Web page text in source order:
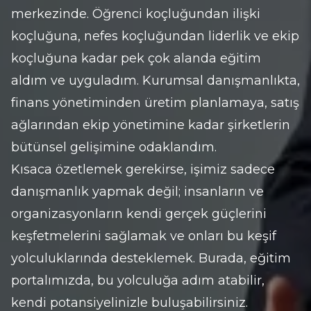
merkezinde. Öğrenci koçluğundan ilişki
koçluğuna, nefes koçluğundan liderlik ve ekip
koçluğuna kadar pek çok alanda eğitim
aldım ve uyguladım. Kurumsal danışmanlıkta,
finans yönetiminden üretim planlamaya, satış
ağlarından ekip yönetimine kadar şirketlerin
bütünsel gelişimine odaklandım.
Kısaca özetlemek gerekirse, işimiz sadece
danışmanlık yapmak değil; insanların ve
organizasyonların kendi gerçek güçlerini
keşfetmelerini sağlamak ve onları bu keşif
yolculuklarında desteklemek. Burada, eğitim
portalımızda, bu yolculuğa adım atabilir,
kendi potansiyelinizle buluşabilirsiniz.